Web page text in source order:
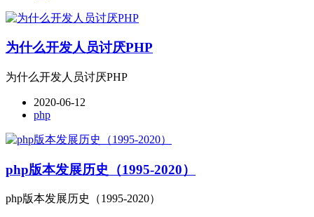
为什么开发人员讨厌PHP
为什么开发人员讨厌PHP
2020-06-12
php
php版本发展历史（1995-2020）
php版本发展历史（1995-2020）